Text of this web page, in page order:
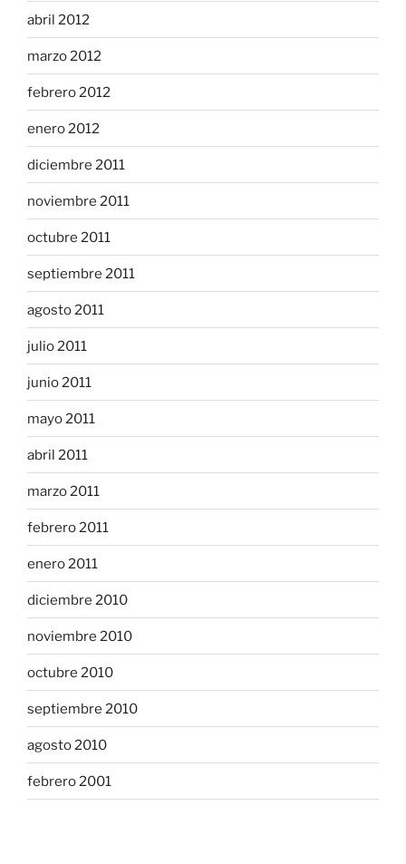
abril 2012
marzo 2012
febrero 2012
enero 2012
diciembre 2011
noviembre 2011
octubre 2011
septiembre 2011
agosto 2011
julio 2011
junio 2011
mayo 2011
abril 2011
marzo 2011
febrero 2011
enero 2011
diciembre 2010
noviembre 2010
octubre 2010
septiembre 2010
agosto 2010
febrero 2001